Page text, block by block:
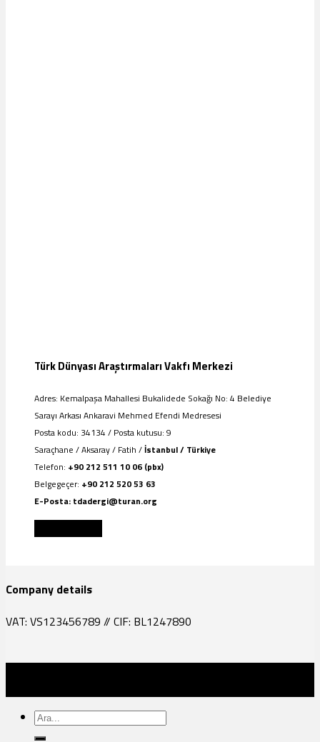
Türk Dünyası Araştırmaları Vakfı Merkezi
Adres: Kemalpaşa Mahallesi Bukalidede Sokağı No: 4 Belediye
Sarayı Arkası Ankaravi Mehmed Efendi Medresesi
Posta kodu: 34134 / Posta kutusu: 9
Saraçhane / Aksaray / Fatih /İstanbul / Türkiye
Telefon: +90 212 511 10 06 (pbx)
Belgegeçer: +90 212 520 53 63
E-Posta: tdadergi@turan.org
Company details
VAT: VS123456789 // CIF: BL1247890
Ara: